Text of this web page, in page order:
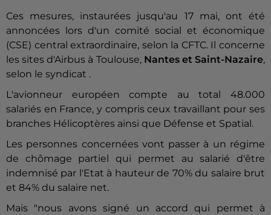
Ces mesures, instaurées jusqu'au 17 mai, ont été
annoncées lors d'un comité social et économique
(CSE) central extraordinaire, selon la CFTC. Il concerne
les sites d'Airbus à Toulouse, Nantes et Saint-Nazaire,
selon le syndicat .
L'avionneur européen compte au total 48.000
salariés en France, y compris ceux travaillant pour ses
branches Hélicoptères ainsi que Défense et Spatial.
Les personnes concernées vont passer à un régime
de chômage partiel qui permet au salarié d'être
indemnisé par l'Etat à hauteur de 70% du salaire brut
et 84% du salaire net.
Mais "nous avons signé un accord qui permet à